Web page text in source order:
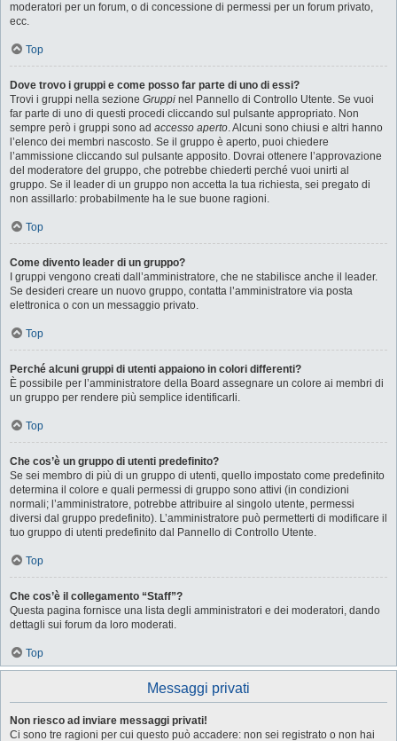
moderatori per un forum, o di concessione di permessi per un forum privato,
ecc.
Top
Dove trovo i gruppi e come posso far parte di uno di essi?
Trovi i gruppi nella sezione Gruppi nel Pannello di Controllo Utente. Se vuoi
far parte di uno di questi procedi cliccando sul pulsante appropriato. Non
sempre però i gruppi sono ad accesso aperto. Alcuni sono chiusi e altri hanno
l’elenco dei membri nascosto. Se il gruppo è aperto, puoi chiedere
l’ammissione cliccando sul pulsante apposito. Dovrai ottenere l’approvazione
del moderatore del gruppo, che potrebbe chiederti perché vuoi unirti al
gruppo. Se il leader di un gruppo non accetta la tua richiesta, sei pregato di
non assillarlo: probabilmente ha le sue buone ragioni.
Top
Come divento leader di un gruppo?
I gruppi vengono creati dall’amministratore, che ne stabilisce anche il leader.
Se desideri creare un nuovo gruppo, contatta l’amministratore via posta
elettronica o con un messaggio privato.
Top
Perché alcuni gruppi di utenti appaiono in colori differenti?
È possibile per l’amministratore della Board assegnare un colore ai membri di
un gruppo per rendere più semplice identificarli.
Top
Che cos’è un gruppo di utenti predefinito?
Se sei membro di più di un gruppo di utenti, quello impostato come predefinito
determina il colore e quali permessi di gruppo sono attivi (in condizioni
normali; l’amministratore, potrebbe attribuire al singolo utente, permessi
diversi dal gruppo predefinito). L’amministratore può permetterti di modificare il
tuo gruppo di utenti predefinito dal Pannello di Controllo Utente.
Top
Che cos’è il collegamento “Staff”?
Questa pagina fornisce una lista degli amministratori e dei moderatori, dando
dettagli sui forum da loro moderati.
Top
Messaggi privati
Non riesco ad inviare messaggi privati!
Ci sono tre ragioni per cui questo può accadere: non sei registrato o non hai